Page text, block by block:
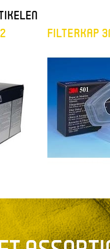
FILTERKAP